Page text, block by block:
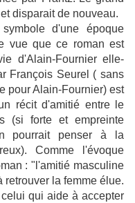
disparait de nouveau.
d'une époque
vue que ce roman est
d'Alain-Fournier elle-
François Seurel ( sans
pour Alain-Fournier) est
récit d'amitié entre le
(si forte et empreinte
pourrait penser à la
Comme l'évoque
: "l'amitié masculine
la femme élue.
qui aide à accepter